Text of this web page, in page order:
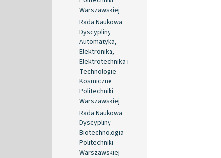
Warszawskiej
Rada Naukowa
Dyscypliny
Automatyka,
Elektronika,
Elektrotechnika i
Technologie
Kosmiczne
Politechniki
Warszawskiej
Rada Naukowa
Dyscypliny
Biotechnologia
Politechniki
Warszawskiej